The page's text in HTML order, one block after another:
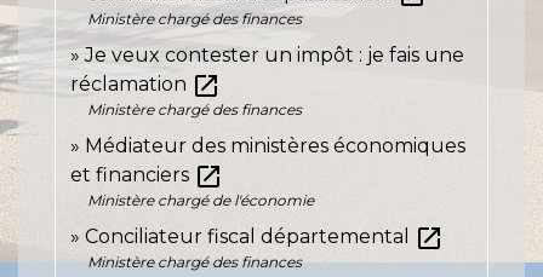
Ministère chargé des finances
Je veux contester un impôt : je fais une
réclamation open_in_new
Ministère chargé des finances
Médiateur des ministères économiques
et financiers open_in_new
Ministère chargé de l'économie
Conciliateur fiscal départemental open_in_new
Ministère chargé des finances